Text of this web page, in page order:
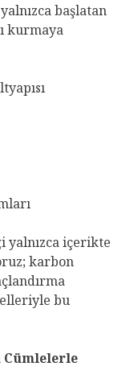
başlatan
kurmaya
içerikte
karbon
bu
Cümlelerle